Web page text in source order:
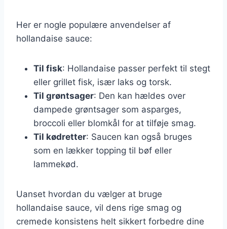
Her er nogle populære anvendelser af
hollandaise sauce:
Til fisk: Hollandaise passer perfekt til stegt
eller grillet fisk, især laks og torsk.
Til grøntsager: Den kan hældes over
dampede grøntsager som asparges,
broccoli eller blomkål for at tilføje smag.
Til kødretter: Saucen kan også bruges
som en lækker topping til bøf eller
lammekød.
Uanset hvordan du vælger at bruge
hollandaise sauce, vil dens rige smag og
cremede konsistens helt sikkert forbedre dine